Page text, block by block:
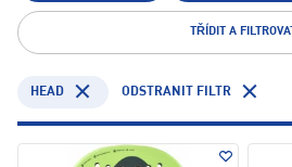
TŘÍDIT A FILTROVAT
HEAD ODSTRANIT FILTR